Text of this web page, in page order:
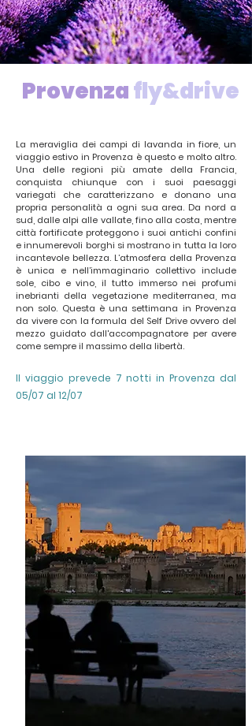
Provenzafly&drive
La meraviglia dei campi di lavanda in fiore, un
viaggio estivo in Provenza è questo e molto altro.
Una delle regioni più amate della Francia,
conquista chiunque con i suoi paesaggi
variegati che caratterizzano e donano una
propria personalità a ogni sua area. Da nord a
sud, dalle alpi alle vallate, fino alla costa, mentre
città fortificate proteggono i suoi antichi confini
e innumerevoli borghi si mostrano in tutta la loro
incantevole bellezza. L’atmosfera della Provenza
è unica e nell’immaginario collettivo include
sole, cibo e vino, il tutto immerso nei profumi
inebrianti della vegetazione mediterranea, ma
non solo. Questa è una settimana in Provenza
da vivere con la formula del Self Drive ovvero del
mezzo guidato dall'accompagnatore per avere
come sempre il massimo della libertà.
Il viaggio prevede 7 notti in Provenza dal
05/07 al 12/07